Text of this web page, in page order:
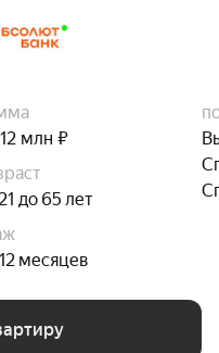
млн ₽
до 65 лет
месяцев